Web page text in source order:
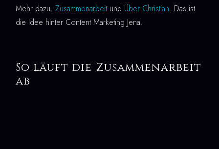
Mehr dazu: Zusammenarbeit und Über Christian. Das ist
die Idee hinter Content Marketing Jena.
So läuft die Zusammenarbeit
ab